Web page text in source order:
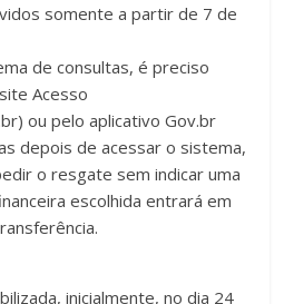
somente a partir de 7 de
de consultas, é preciso
Acesso
ou pelo aplicativo Gov.br
depois de acessar o sistema,
o resgate sem indicar uma
escolhida entrará em
inicialmente, no dia 24